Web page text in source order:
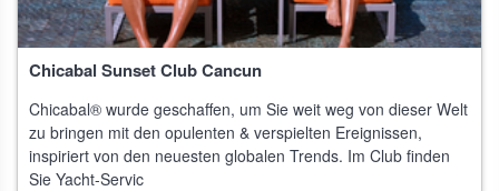
Chicabal Sunset Club Cancun
Chicabal® wurde geschaffen, um Sie weit weg von dieser Welt
zu bringen mit den opulenten & verspielten Ereignissen,
inspiriert von den neuesten globalen Trends. Im Club finden
Sie Yacht-Servic